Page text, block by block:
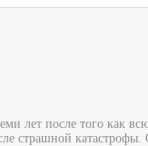
лет после того
страшной